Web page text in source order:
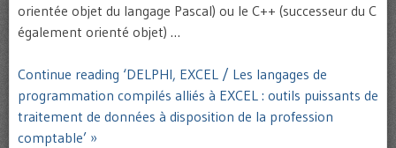
orientée objet du langage Pascal) ou le C++ (successeur du C
également orienté objet) …
Continue reading ‘DELPHI, EXCEL / Les langages de
programmation compilés alliés à EXCEL : outils puissants de
traitement de données à disposition de la profession
comptable’ »